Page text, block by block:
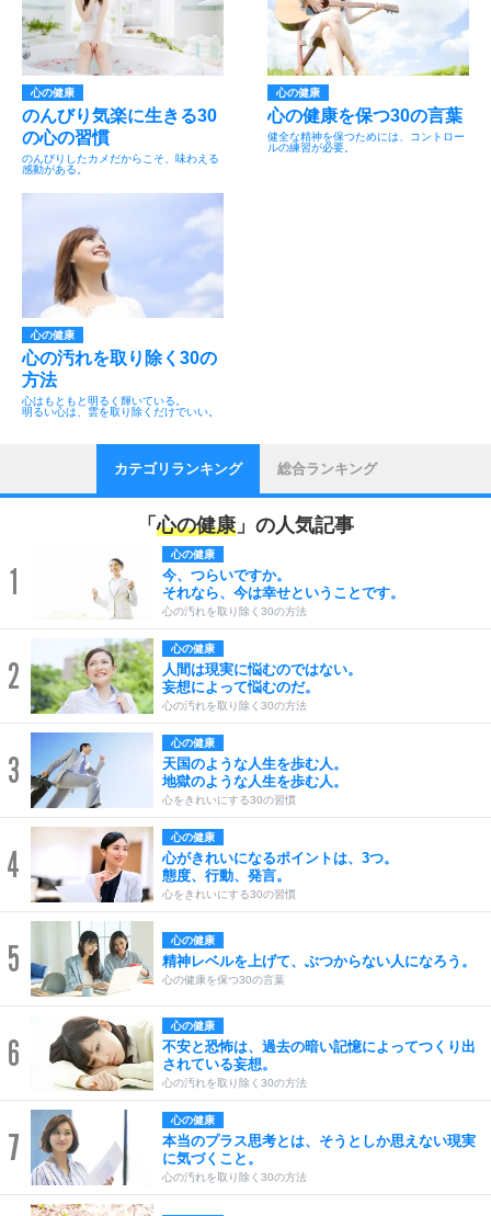
心の健康
のんびり気楽に生きる30
の心の習慣
のんびりしたカメだからこそ、味わえる
感動がある。
心の健康
心の健康を保つ30の言葉
健全な精神を保つためには、コントロー
ルの練習が必要。
心の健康
心の汚れを取り除く30の
方法
心はもともと明るく輝いている。
明るい心は、雲を取り除くだけでいい。
カテゴリランキング 総合ランキング
「心の健康」の人気記事
1
心の健康
今、つらいですか。
それなら、今は幸せということです。
心の汚れを取り除く30の方法
2
心の健康
人間は現実に悩むのではない。
妄想によって悩むのだ。
心の汚れを取り除く30の方法
3
心の健康
天国のような人生を歩む人。
地獄のような人生を歩む人。
心をきれいにする30の習慣
4
心の健康
心がきれいになるポイントは、3つ。
態度、行動、発言。
心をきれいにする30の習慣
5 心の健康
精神レベルを上げて、ぶつからない人になろう。
心の健康を保つ30の言葉
6
心の健康
不安と恐怖は、過去の暗い記憶によってつくり出
されている妄想。
心の汚れを取り除く30の方法
7
心の健康
本当のプラス思考とは、そうとしか思えない現実
に気づくこと。
心の汚れを取り除く30の方法